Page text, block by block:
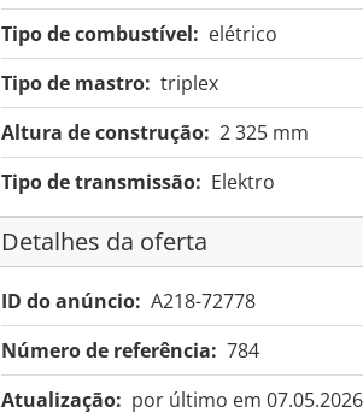
Tipo de combustível: elétrico
Tipo de mastro: triplex
Altura de construção: 2 325 mm
Tipo de transmissão: Elektro
Detalhes da oferta
ID do anúncio: A218-72778
Número de referência: 784
Atualização: por último em 07.05.2026